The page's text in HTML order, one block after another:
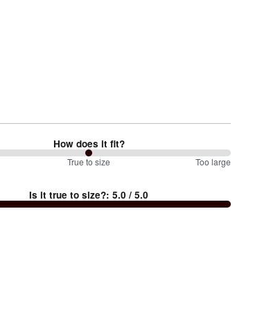
How does it fit?
True to size Too large
Is it true to size?:5.0 / 5.0